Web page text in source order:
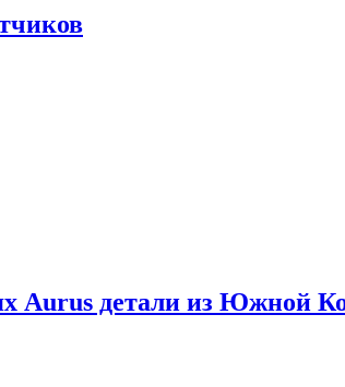
Aurus детали из Южной